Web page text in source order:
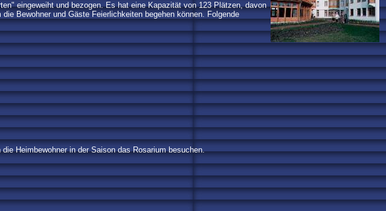
eingeweiht und bezogen. Es hat eine Kapazität von 123 Plätzen, davon
Bewohner und Gäste Feierlichkeiten begehen können. Folgende
Heimbewohner in der Saison das Rosarium besuchen.